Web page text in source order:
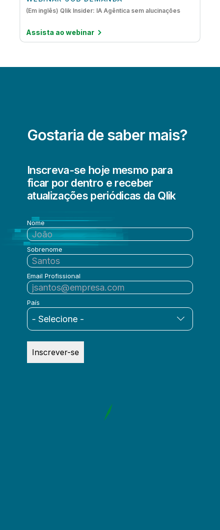
(Em inglês) Qlik Insider: IA Agêntica sem alucinações
Assista ao webinar
Gostaria de saber mais?
Inscreva-se hoje mesmo para
ficar por dentro e receber
atualizações periódicas da Qlik
Nome
Sobrenome
Email Profissional
País
Inscrever-se